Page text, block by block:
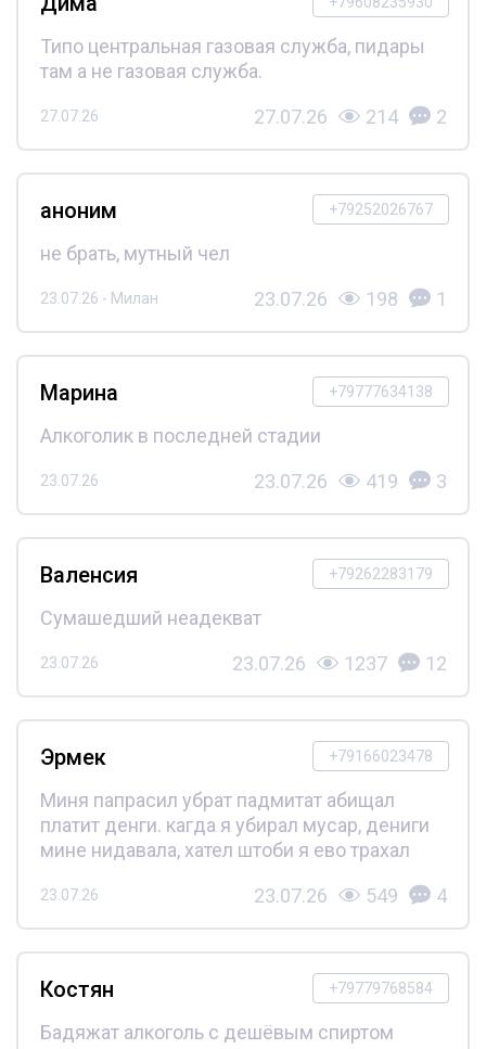
Типо центральная газовая служба, пидары
там а не газовая служба.
27.07.26 27.07.26 214 2
+79252026767
аноним
не брать, мутный чел
23.07.26 - Милан 23.07.26 198 1
+79777634138
Марина
Алкоголик в последней стадии
23.07.26 23.07.26 419 3
+79262283179
Валенсия
Сумашедший неадекват
23.07.26 23.07.26 1237 12
+79166023478
Эрмек
Миня папрасил убрат падмитат абищал
платит денги. кагда я убирал мусар, дениги
мине нидавала, хател штоби я ево трахал
23.07.26 23.07.26 549 4
+79779768584
Костян
Бадяжат алкоголь с дешёвым спиртом